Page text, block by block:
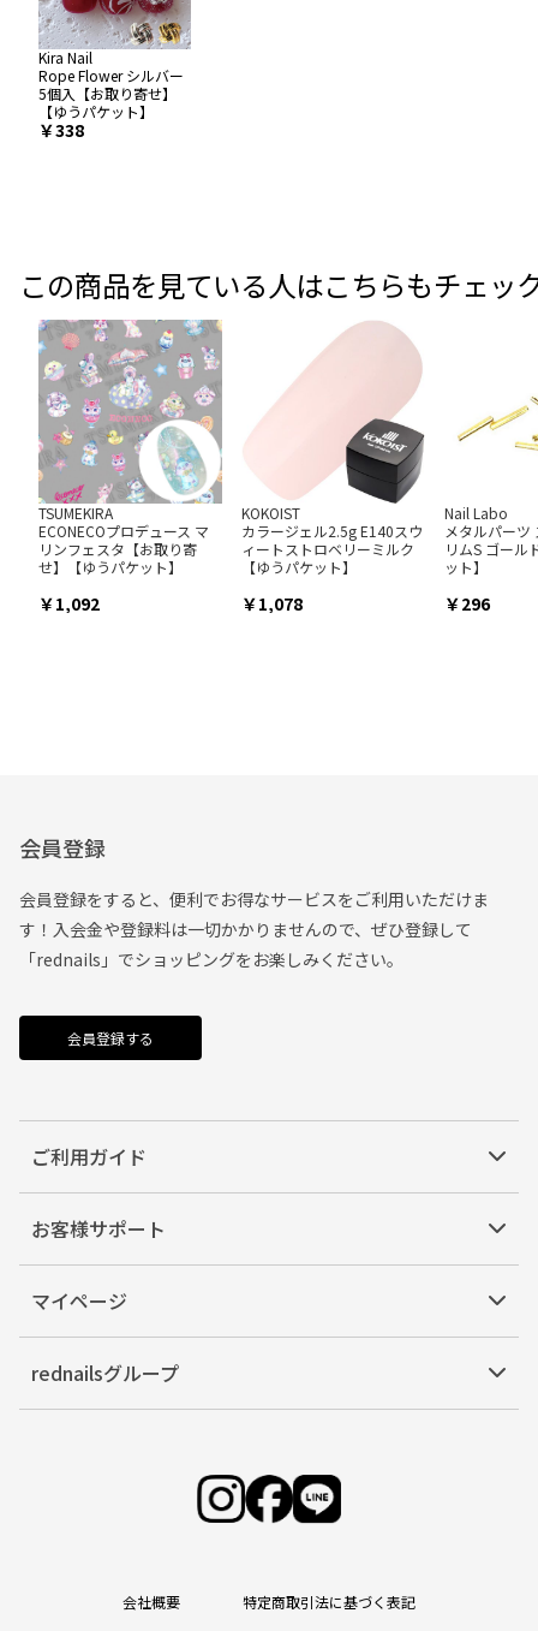
Kira Nail
Rope Flower シルバー
5個入【お取り寄せ】
【ゆうパケット】
￥338
この商品を見ている人はこちらもチェッ
TSUMEKIRA
ECONECOプロデュース マ
リンフェスタ【お取り寄
せ】【ゆうパケット】
1,092
KOKOIST
カラージェル2.5g E140スウ
ィートストロベリーミルク
【ゆうパケット】
1,078
Nail Labo
メタルパーツ
リムS ゴール
ット】
296
会員登録
会員登録をすると、便利でお得なサービスをご利用いただけま
す！入会金や登録料は一切かかりませんので、ぜひ登録して
「rednails」でショッピングをお楽しみください。
会員登録する
ご利用ガイド
お客様サポート
マイページ
rednailsグループ
会社概要 特定商取引法に基づく表記